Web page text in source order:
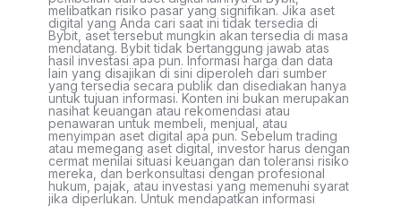
melibatkan risiko pasar yang signifikan. Jika aset
digital yang Anda cari saat ini tidak tersedia di
Bybit, aset tersebut mungkin akan tersedia di masa
mendatang. Bybit tidak bertanggung jawab atas
hasil investasi apa pun. Informasi harga dan data
lain yang disajikan di sini diperoleh dari sumber
yang tersedia secara publik dan disediakan hanya
untuk tujuan informasi. Konten ini bukan merupakan
nasihat keuangan atau rekomendasi atau
penawaran untuk membeli, menjual, atau
menyimpan aset digital apa pun. Sebelum trading
atau memegang aset digital, investor harus dengan
cermat menilai situasi keuangan dan toleransi risiko
mereka, dan berkonsultasi dengan profesional
hukum, pajak, atau investasi yang memenuhi syarat
jika diperlukan. Untuk mendapatkan informasi